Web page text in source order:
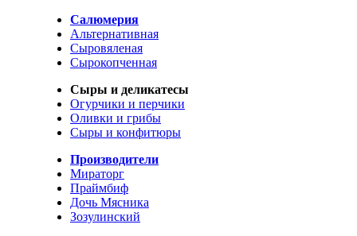
Салюмерия
Альтернативная
Сыровяленая
Сырокопченная
Сыры и деликатесы
Огурчики и перчики
Оливки и грибы
Сыры и конфитюры
Производители
Мираторг
Праймбиф
Дочь Мясника
Зозулинский